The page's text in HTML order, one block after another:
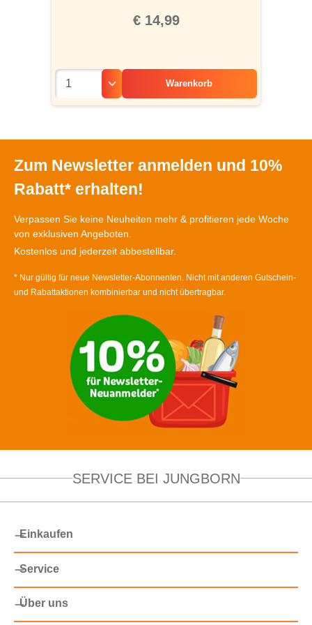
€ 14,99
Warenkorb
Zum Newsletter anmelden und 10%
Rabatt* erhalten!
Verpassen Sie keine Neuheiten mehr & profitieren jede Woche
von exklusiven Angeboten.
Kostenlos und jederzeit abbestellbar.
* Nur gültig für neue Newsletter-Abonnenten. Nicht mit anderen Gutschein-
und Rabattaktionen kombinierbar und nicht übertragbar.
SERVICE BEI JUNGBORN
Einkaufen
Service
Über uns